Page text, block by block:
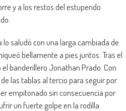
y a los restos del estupendo
saludó con una larga cambiada de
bellamente a pies juntos. Tras el
banderillero Jonathan Prado. Con
las tablas al tercio para seguir por
empitonado sin consecuencia por
un fuerte golpe en la rodilla